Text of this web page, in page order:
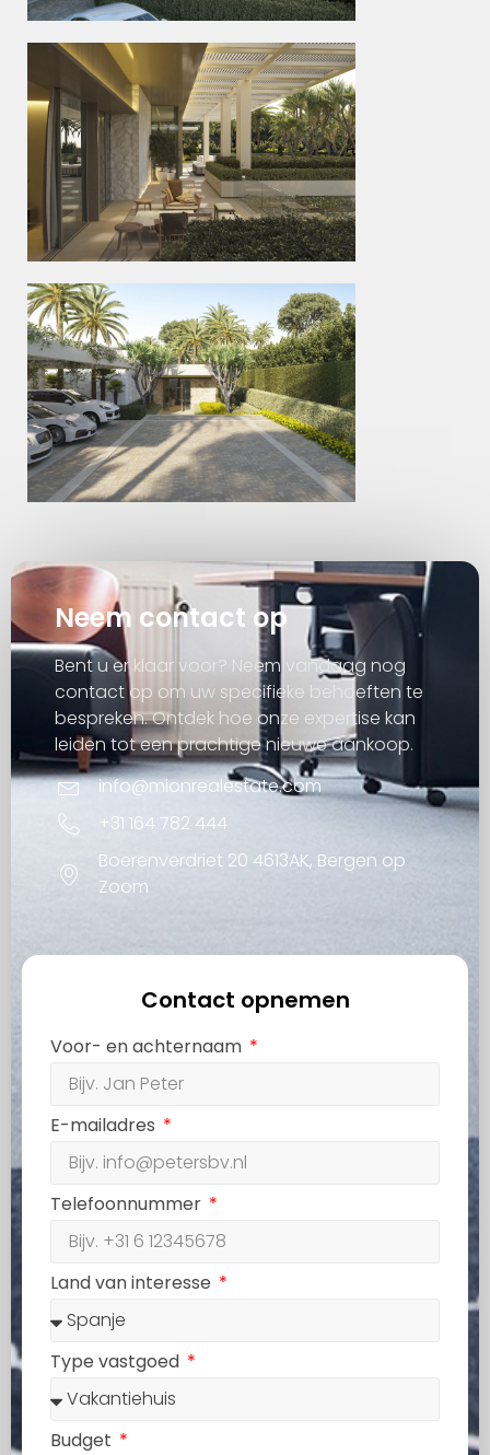
Neem contact op
Bent u er klaar voor? Neem vandaag nog
contact op om uw specifieke behoeften te
bespreken. Ontdek hoe onze expertise kan
leiden tot een prachtige nieuwe aankoop.
info@mionrealestate.com
+31 164 782 444
Boerenverdriet 20 4613AK, Bergen op
Zoom
Contact opnemen
Voor- en achternaam
E-mailadres
Telefoonnummer
Land van interesse
Type vastgoed
Budget